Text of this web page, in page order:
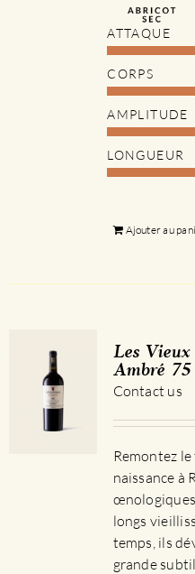
ATTAQUE
CORPS
AMPLITUDE
LONGUEUR
Ajouter au
Les
Ambré
Contact us
Remontez
naissance à
longs
temps, ils
grande